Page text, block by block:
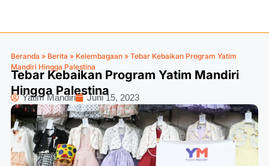
Beranda » Berita » Kelembagaan » Tebar Kebaikan Program Yatim
Mandiri Hingga Palestina
Tebar Kebaikan Program Yatim Mandiri
Hingga Palestina
Yatim Mandiri Juni 15, 2023